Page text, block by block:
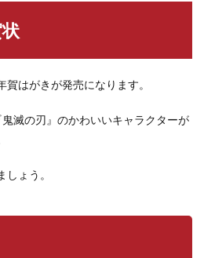
はがきが発売になります。
滅の刃』のかわいいキャラクターが
ょう。